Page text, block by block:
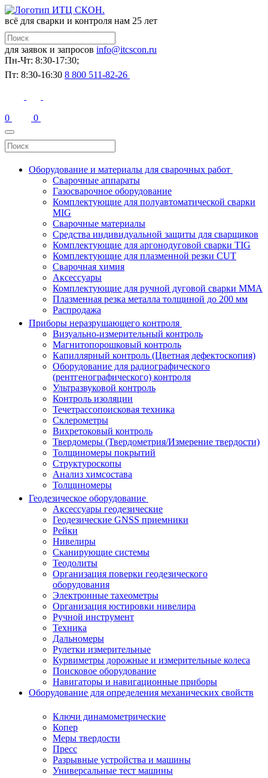
всё для сварки и контроля нам 25 лет
для заявок и запросов info@itcscon.ru
Пн-Чт: 8:30-17:30;
Пт: 8:30-16:30 8 800 511-82-26
0 0
Оборудование и материалы для сварочных работ
Сварочные аппараты
Газосварочное оборудование
Комплектующие для полуавтоматической сварки
MIG
Сварочные материалы
Средства индивидуальной защиты для сварщиков
Комплектующие для аргонодуговой сварки TIG
Комплектующие для плазменной резки CUT
Сварочная химия
Аксессуары
Комплектующие для ручной дуговой сварки MMA
Плазменная резка металла толщиной до 200 мм
Распродажа
Приборы неразрушающего контроля
Визуально-измерительный контроль
Магнитопорошковый контроль
Капиллярный контроль (Цветная дефектоскопия)
Оборудование для радиографического
(рентгенографического) контроля
Ультразвуковой контроль
Контроль изоляции
Течетрассопоисковая техника
Склерометры
Вихретоковый контроль
Твердомеры (Твердометрия/Измерение твердости)
Толщиномеры покрытий
Структуроскопы
Анализ химсостава
Толщиномеры
Геодезическое оборудование
Аксессуары геодезические
Геодезические GNSS приемники
Рейки
Нивелиры
Сканирующие системы
Теодолиты
Организация поверки геодезического
оборудования
Электронные тахеометры
Организация юстировки нивелира
Ручной инструмент
Техника
Дальномеры
Рулетки измерительные
Курвиметры дорожные и измерительные колеса
Поисковое оборудование
Навигаторы и навигационные приборы
Оборудование для определения механических свойств
Ключи динамометрические
Копер
Меры твердости
Пресс
Разрывные устройства и машины
Универсальные тест машины